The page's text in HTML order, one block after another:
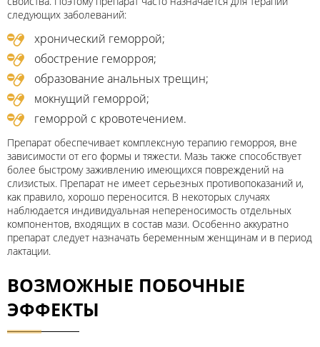
следующих заболеваний:
хронический геморрой;
обострение геморроя;
образование анальных трещин;
мокнущий геморрой;
геморрой с кровотечением.
Препарат обеспечивает комплексную терапию геморроя, вне
зависимости от его формы и тяжести. Мазь также способствует
более быстрому заживлению имеющихся повреждений на
слизистых. Препарат не имеет серьезных противопоказаний и,
как правило, хорошо переносится. В некоторых случаях
наблюдается индивидуальная непереносимость отдельных
компонентов, входящих в состав мази. Особенно аккуратно
препарат следует назначать беременным женщинам и в период
лактации.
ВОЗМОЖНЫЕ ПОБОЧНЫЕ
ЭФФЕКТЫ